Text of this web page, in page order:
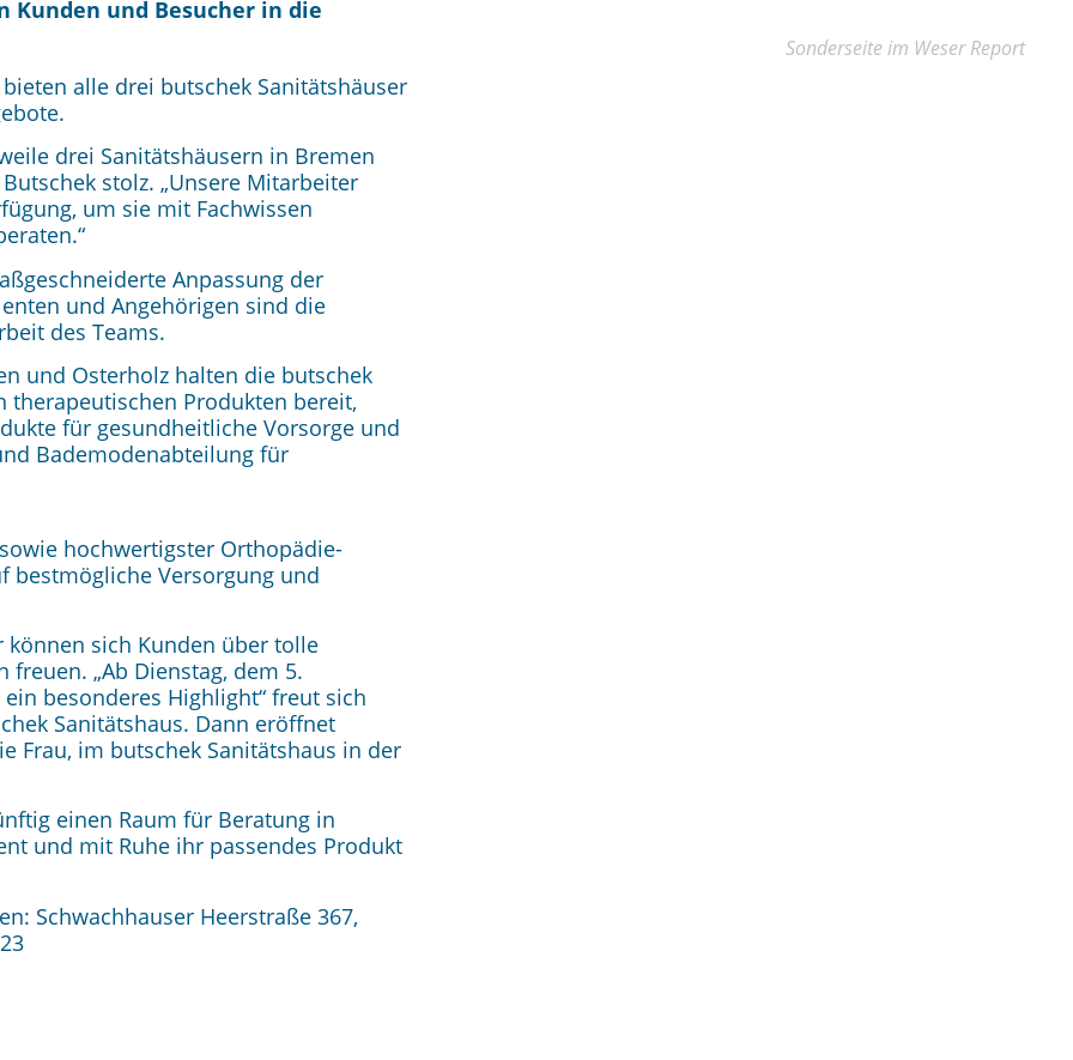
Kunden und Besucher in die
bieten alle drei butschek Sanitätshäuser
drei Sanitätshäusern in Bremen
stolz. „Unsere Mitarbeiter
um sie mit Fachwissen
Anpassung der
und Angehörigen sind die
des Teams.
und Osterholz halten die butschek
therapeutischen Produkten bereit,
für gesundheitliche Vorsorge und
Bademodenabteilung für
hochwertigster Orthopädie-
bestmögliche Versorgung und
können sich Kunden über tolle
freuen. „Ab Dienstag, dem 5.
besonderes Highlight“ freut sich
Sanitätshaus. Dann eröffnet
Frau, im butschek Sanitätshaus in der
einen Raum für Beratung in
und mit Ruhe ihr passendes Produkt
Schwachhauser Heerstraße 367,
Sonderseite im Weser Report